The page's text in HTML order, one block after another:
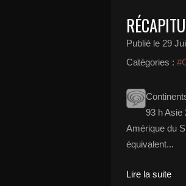
Publié le 29
Catégories :
93 h Asie
Amérique du
équivalent...
Lire la suite